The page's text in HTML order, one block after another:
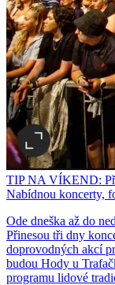
TIP NA VÍKEND:
Nabídnou koncerty,
Ode dneška až do
Přinesou tři dny
doprovodných akcí
budou Hody u
programu lidové